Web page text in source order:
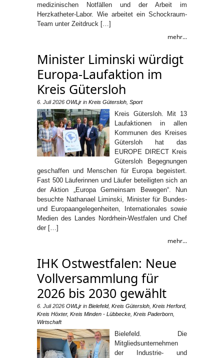
medizinischen Notfällen und der Arbeit im
Herzkatheter-Labor. Wie arbeitet ein Schockraum-
Team unter Zeitdruck […]
mehr...
Minister Liminski würdigt
Europa-Laufaktion im
Kreis Gütersloh
6. Juli 2026 OWLjr in Kreis Gütersloh Sport
Kreis Gütersloh. Mit 13
Laufaktionen in allen
Kommunen des Kreises
Gütersloh hat das
EUROPE DIRECT Kreis
Gütersloh Begegnungen
geschaffen und Menschen für Europa begeistert.
Fast 500 Läuferinnen und Läufer beteiligten sich an
der Aktion „Europa Gemeinsam Bewegen“. Nun
besuchte Nathanael Liminski, Minister für Bundes-
und Europaangelegenheiten, Internationales sowie
Medien des Landes Nordrhein-Westfalen und Chef
der […]
mehr...
IHK Ostwestfalen: Neue
Vollversammlung für
2026 bis 2030 gewählt
6. Juli 2026 OWLjr in Bielefeld, Kreis Gütersloh Kreis Herford,
Kreis Höxter, Kreis Minden - Lübbecke Kreis Paderborn
Wirtschaft
Bielefeld. Die
Mitgliedsunternehmen
der Industrie- und